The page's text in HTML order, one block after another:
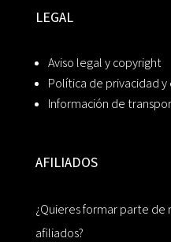
LEGAL
Aviso legal y copyright
Política de privacidad y
Información de
AFILIADOS
¿Quieres formar parte
afiliados?